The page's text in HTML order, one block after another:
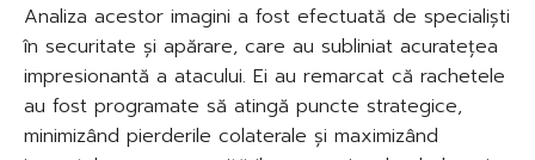
Analiza acestor imagini a fost efectuată de specialiști
în securitate și apărare, care au subliniat acuratețea
impresionantă a atacului. Ei au remarcat că rachetele
au fost programate să atingă puncte strategice,
minimizând pierderile colaterale și maximizând